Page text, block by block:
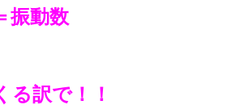
振動数
る訳で！！